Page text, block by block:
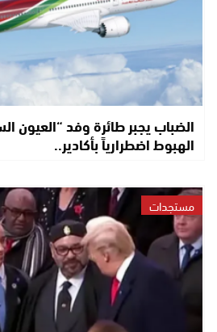
الضباب يجبر طائرة وفد “العيون
الهبوط اضطرارياً بأكادير..
مستجدات